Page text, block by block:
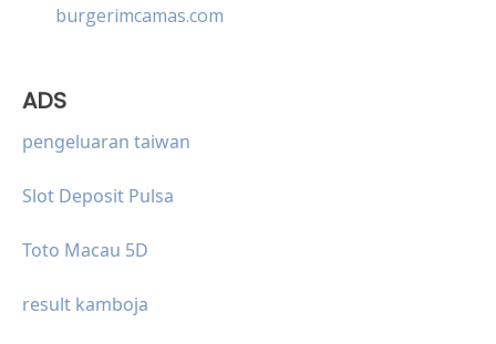
burgerimcamas.com
ADS
pengeluaran taiwan
Slot Deposit Pulsa
Toto Macau 5D
result kamboja